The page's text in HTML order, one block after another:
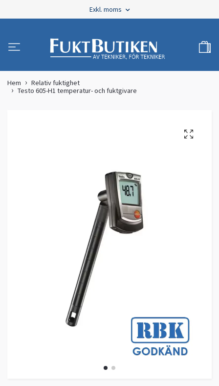
Exkl. moms
Hem
Relativ fuktighet
Testo 605-H1 temperatur- och fuktgivare